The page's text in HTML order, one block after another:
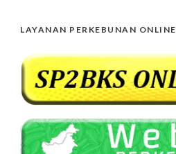
LAYANAN PERKEBUNAN ONLINE